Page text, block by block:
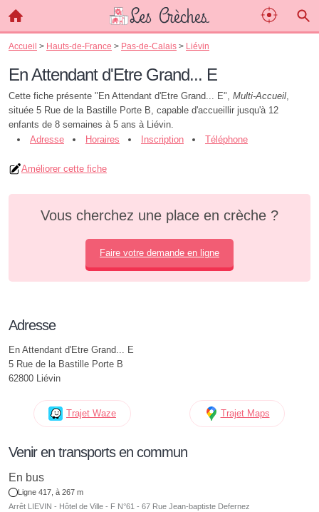
Accueil > Hauts-de-France > Pas-de-Calais > Liévin
En Attendant d'Etre Grand... E
Cette fiche présente "En Attendant d'Etre Grand... E", Multi-Accueil,
située 5 Rue de la Bastille Porte B, capable d'accueillir jusqu'à 12
enfants de 8 semaines à 5 ans à Liévin.
Adresse
Horaires Inscription Téléphone
Améliorer cette fiche
Vous cherchez une place en crèche ?
Faire votre demande en ligne
Adresse
En Attendant d'Etre Grand... E
5 Rue de la Bastille Porte B
62800 Liévin
Trajet Waze Trajet Maps
Venir en transports en commun
En bus
Ligne 417, à 267 m
Arrêt LIEVIN - Hôtel de Ville - F N°61 - 67 Rue Jean-baptiste Defernez